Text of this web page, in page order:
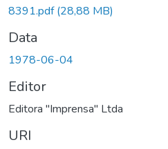
8391.pdf(28,88 MB)
Data
1978-06-04
Editor
Editora "Imprensa" Ltda
URI